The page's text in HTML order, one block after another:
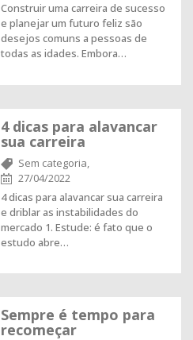
Construir uma carreira de sucesso
e planejar um futuro feliz são
desejos comuns a pessoas de
todas as idades. Embora…
4 dicas para alavancar
sua carreira
Sem categoria,
27/04/2022
4 dicas para alavancar sua carreira
e driblar as instabilidades do
mercado 1. Estude: é fato que o
estudo abre…
Sempre é tempo para
recomeçar